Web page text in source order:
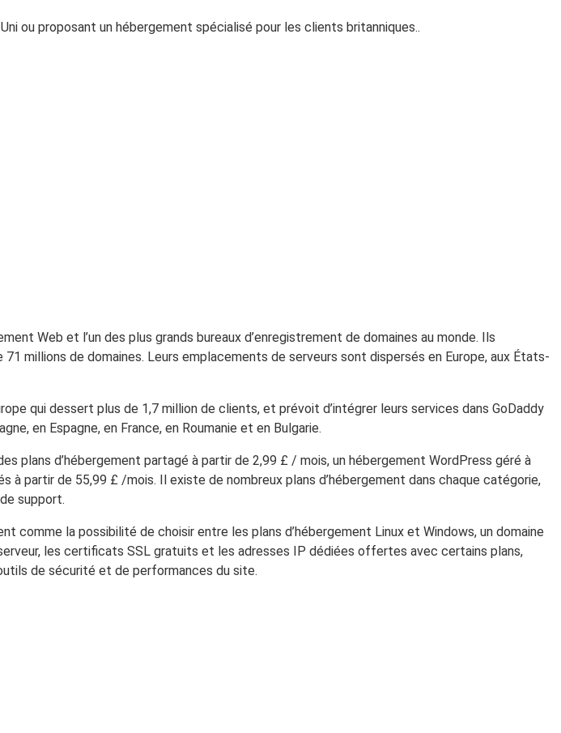
ou proposant un hébergement spécialisé pour les clients britanniques..
Web et l’un des plus grands bureaux d’enregistrement de domaines au monde. Ils
millions de domaines. Leurs emplacements de serveurs sont dispersés en Europe, aux États-
qui dessert plus de 1,7 million de clients, et prévoit d’intégrer leurs services dans GoDaddy
en Espagne, en France, en Roumanie et en Bulgarie.
plans d’hébergement partagé à partir de 2,99 £ / mois, un hébergement WordPress géré à
partir de 55,99 £ /mois. Il existe de nombreux plans d’hébergement dans chaque catégorie,
support.
comme la possibilité de choisir entre les plans d’hébergement Linux et Windows, un domaine
les certificats SSL gratuits et les adresses IP dédiées offertes avec certains plans,
de sécurité et de performances du site.